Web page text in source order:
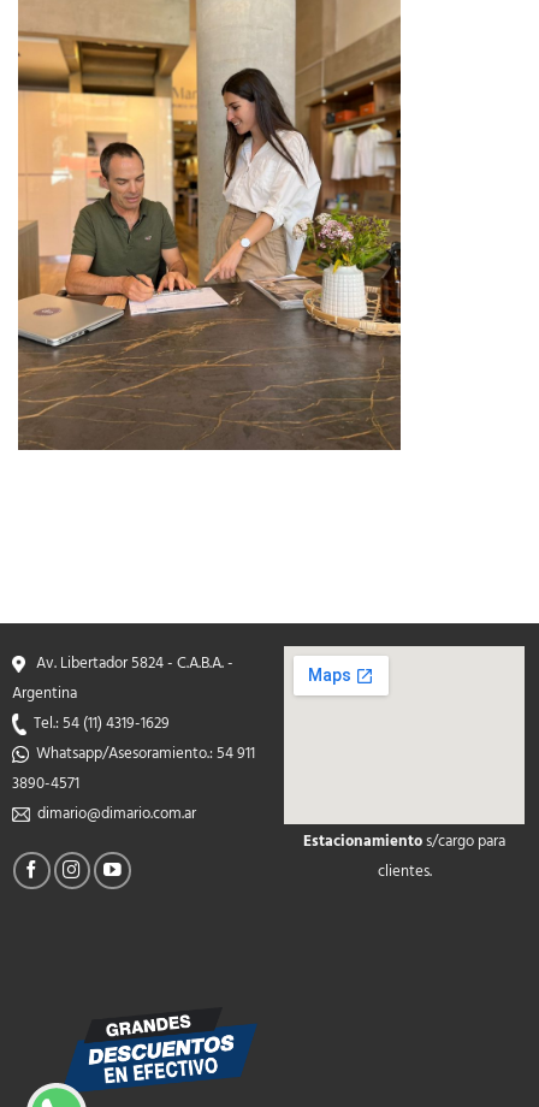
Av. Libertador 5824 - C.A.B.A. -
Argentina
Tel.: 54 (11) 4319-1629
Whatsapp/Asesoramiento.: 54 911
3890-4571
dimario@dimario.com.ar
soap2day
google maps on your
Estacionamientos/cargo para
clientes.